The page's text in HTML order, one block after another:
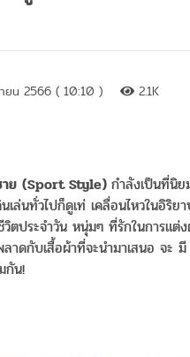
ยน 2566 ( 10:10 ) 2.1K
ย (Sport Style) กำลังเป็นที่นิ
เล่นทั่วไปก็ดูเท่ เคลื่อนไหวในอิริย
ตประจำวัน หนุ่มๆ ที่รักในการแต่
าดกับเสื้อผ้าที่จะนำมาเสนอ จะ มี
กัน!